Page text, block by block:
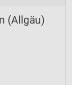
(Allgäu)